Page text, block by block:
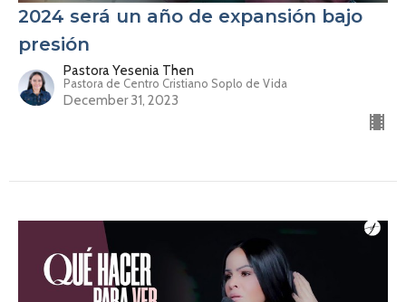
2024 será un año de expansión bajo
presión
Pastora Yesenia Then
Pastora de Centro Cristiano Soplo de Vida
December 31, 2023